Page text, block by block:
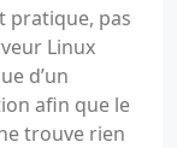
pratique, pas
Linux
d’un
afin que le
trouve rien